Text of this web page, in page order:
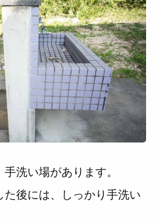
洗い場があります。
後には、しっかり手洗い